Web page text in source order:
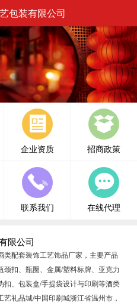
包装有限公司
企业资质 招商政策
联系我们 在线代理
限公司
类配套装饰工艺饰品厂家，主要产品
颈扣、瓶圈、金属/塑料标牌、亚克力
扣、包装盒/手提袋设计与印刷等酒类
礼品城/中国印刷城浙江省温州市，